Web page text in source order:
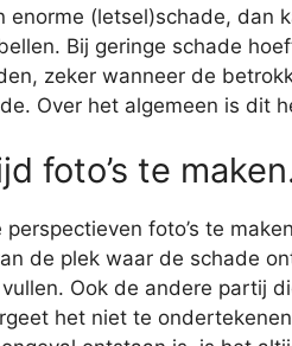
(letsel)schade, dan
Bij geringe schade
zeker wanneer de
Over het algemeen is dit
foto’s te
foto’s te
de plek waar de schade
Ook de andere partij
het niet te